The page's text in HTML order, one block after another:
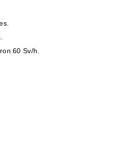
60 Sv/h.